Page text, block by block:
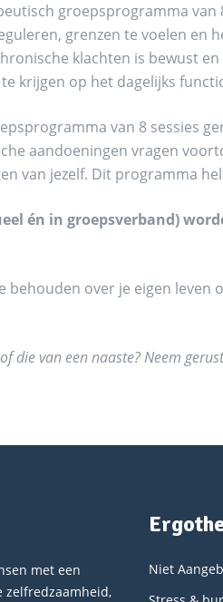
groepsprogramma van
grenzen te voelen en
klachten is bewust
krijgen op het dagelijks
van 8 sessies
aandoeningen vragen
van jezelf. Dit programma
én in groepsverband)
behouden over je eigen leven
die van een naaste? Neem
met een
zelfredzaamheid,
Niet